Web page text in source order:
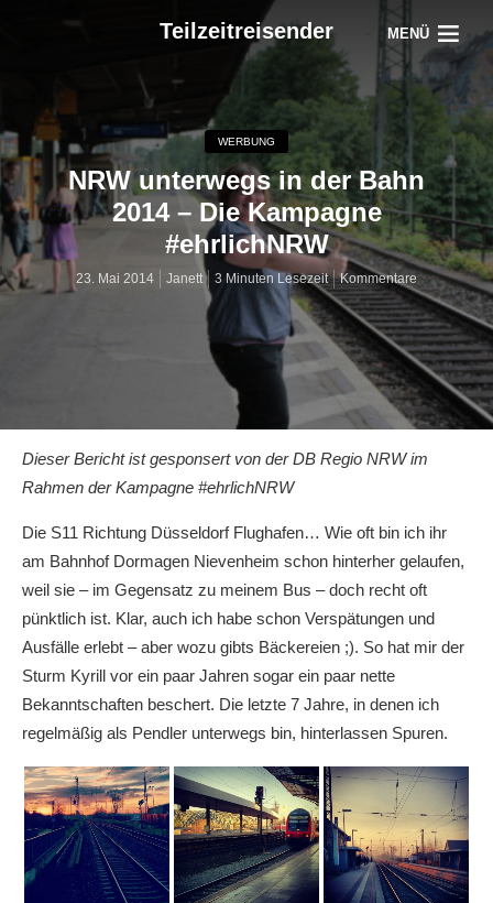
Teilzeitreisender MENÜ
WERBUNG
NRW unterwegs in der Bahn
2014 – Die Kampagne
#ehrlichNRW
23. Mai 2014 Janett 3 Minuten Lesezeit Kommentare
Dieser Bericht ist gesponsert von der DB Regio NRW im
Rahmen der Kampagne #ehrlichNRW
Die S11 Richtung Düsseldorf Flughafen… Wie oft bin ich ihr
am Bahnhof Dormagen Nievenheim schon hinterher gelaufen,
weil sie – im Gegensatz zu meinem Bus – doch recht oft
pünktlich ist. Klar, auch ich habe schon Verspätungen und
Ausfälle erlebt – aber wozu gibts Bäckereien ;). So hat mir der
Sturm Kyrill vor ein paar Jahren sogar ein paar nette
Bekanntschaften beschert. Die letzte 7 Jahre, in denen ich
regelmäßig als Pendler unterwegs bin, hinterlassen Spuren.